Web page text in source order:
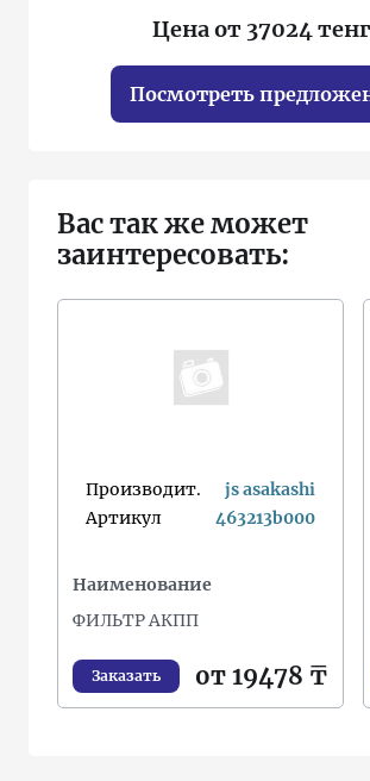
Цена от 37024
Посмотреть
Вас так же может
заинтересовать:
Производит.
js asakashi
Артикул
463213b000
Наименование
ФИЛЬТР АКПП
Заказать от 19478 ₸